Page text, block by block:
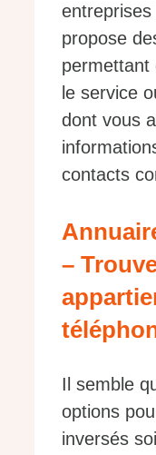
propose
permettant
le service
dont vous
contacts
–
Il semble
options
inversés